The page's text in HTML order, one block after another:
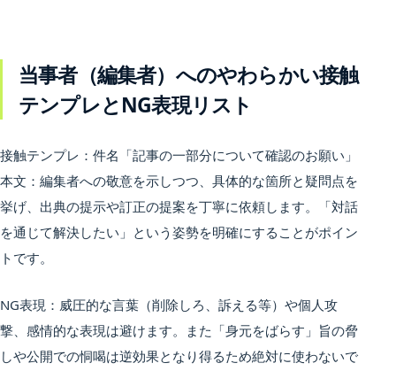
当事者（編集者）へのやわらかい接触
テンプレとNG表現リスト
接触テンプレ：件名「記事の一部分について確認のお願い」
本文：編集者への敬意を示しつつ、具体的な箇所と疑問点を
挙げ、出典の提示や訂正の提案を丁寧に依頼します。「対話
を通じて解決したい」という姿勢を明確にすることがポイン
トです。
NG表現：威圧的な言葉（削除しろ、訴える等）や個人攻
撃、感情的な表現は避けます。また「身元をばらす」旨の脅
しや公開での恫喝は逆効果となり得るため絶対に使わないで